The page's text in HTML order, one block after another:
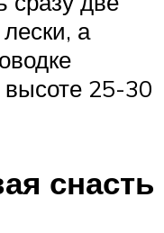
а
высоте 25-30
снасть